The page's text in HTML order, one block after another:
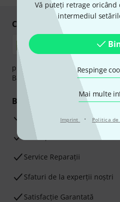
Vă puteți retrage
intermediul
Respinge
Mai multe
Imprint · Politica
Cumpărați și plătiți în
plata se poate efectua în
Bancar sau Card de credit.
Beneficiile tale
3 Ani Garanție Thomann
Garanţia returnării banilor
Service Reparații
Sfaturi de la experții noștri
Satisfacție Garantată